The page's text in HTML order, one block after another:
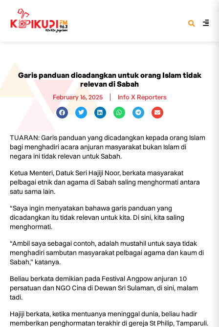
Garis panduan dicadangkan untuk orang Islam tidak
relevan di Sabah
February 16, 2025 Info X Reporters
TUARAN: Garis panduan yang dicadangkan kepada orang Islam
bagi menghadiri acara anjuran masyarakat bukan Islam di
negara ini tidak relevan untuk Sabah.
Ketua Menteri, Datuk Seri Hajiji Noor, berkata masyarakat
pelbagai etnik dan agama di Sabah saling menghormati antara
satu sama lain.
“Saya ingin menyatakan bahawa garis panduan yang
dicadangkan itu tidak relevan untuk kita. Di sini, kita saling
menghormati.
“Ambil saya sebagai contoh, adalah mustahil untuk saya tidak
menghadiri sambutan masyarakat pelbagai agama dan kaum di
Sabah,” katanya.
Beliau berkata demikian pada Festival Angpow anjuran 10
persatuan dan NGO Cina di Dewan Sri Sulaman, di sini, malam
tadi.
Hajiji berkata, ketika mentuanya meninggal dunia, beliau hadir
memberikan penghormatan terakhir di gereja St Philip, Tamparuli.